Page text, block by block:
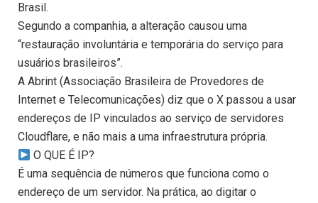
Brasil.
Segundo a companhia, a alteração causou uma
“restauração involuntária e temporária do serviço para
usuários brasileiros”.
A Abrint (Associação Brasileira de Provedores de
Internet e Telecomunicações) diz que o X passou a usar
endereços de IP vinculados ao serviço de servidores
Cloudflare, e não mais a uma infraestrutura própria.
O QUE É IP?
É uma sequência de números que funciona como o
endereço de um servidor. Na prática, ao digitar o